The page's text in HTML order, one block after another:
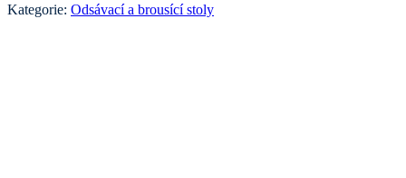
Kategorie: Odsávací a brousící stoly